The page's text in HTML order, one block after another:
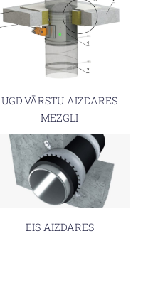
UGD.VĀRSTU AIZDARES
MEZGLI
EIS AIZDARES